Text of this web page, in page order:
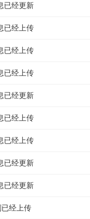
已经更新
已经上传
已经上传
已经上传
已经更新
已经上传
已经上传
已经更新
已经更新
经上传